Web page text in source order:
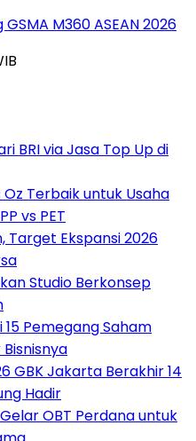
M360 ASEAN 2026
BRI via Jasa Top Up di
Terbaik untuk Usaha
vs PET
Target Ekspansi 2026
Studio Berkonsep
15 Pemegang Saham
GBK Jakarta Berakhir 14
Hadir
OBT Perdana untuk